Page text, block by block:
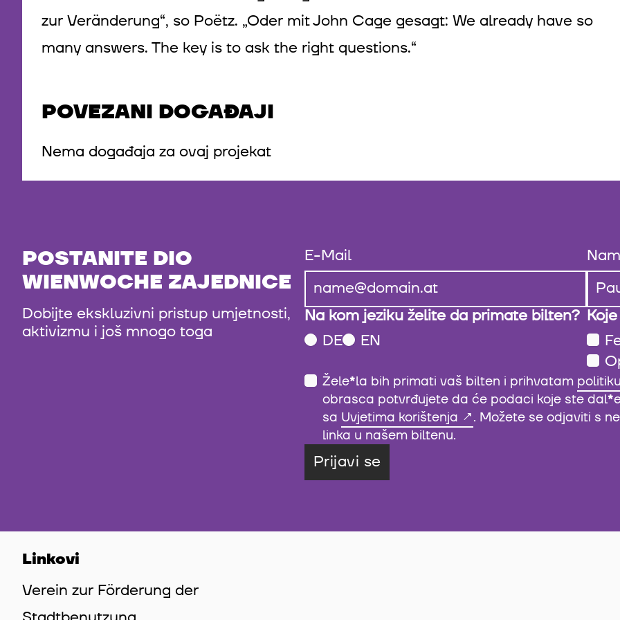
zur Veränderung“, so Poëtz. „Oder mit John Cage gesagt: We already have so
many answers. The key is to ask the right questions.“
POVEZANI DOGAĐAJI
Nema događaja za ovaj projekat
POSTANITE DIO
WIENWOCHE ZAJEDNICE
Dobijte ekskluzivni pristup umjetnosti,
aktivizmu i još mnogo toga
E-Mail
Na kom jeziku želite da primate bilten?
DE
EN
Žele*la bih primati vaš bilten i prihvatam
obrasca potvrđujete da će podaci koje ste dal*
sa Uvjetima korištenja
. Možete se odjaviti s
linka u našem biltenu.
Prijavi se
Linkovi
Verein zur Förderung der